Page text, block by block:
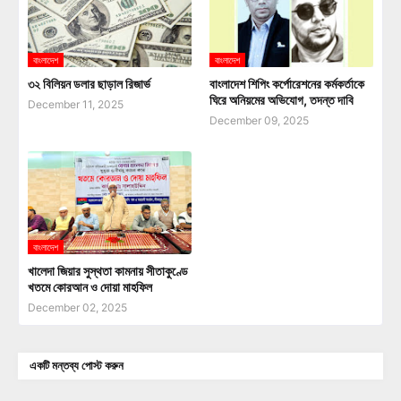
বাংলাদেশ
৩২ বিলিয়ন ডলার ছাড়াল রিজার্ভ
December 11, 2025
বাংলাদেশ
বাংলাদেশ শিপিং কর্পোরেশনের কর্মকর্তাকে
ঘিরে অনিয়মের অভিযোগ, তদন্ত দাবি
December 09, 2025
বাংলাদেশ
খালেদা জিয়ার সুস্থতা কামনায় সীতাকুণ্ডে
খতমে কোরআন ও দোয়া মাহফিল
December 02, 2025
একটি মন্তব্য পোস্ট করুন